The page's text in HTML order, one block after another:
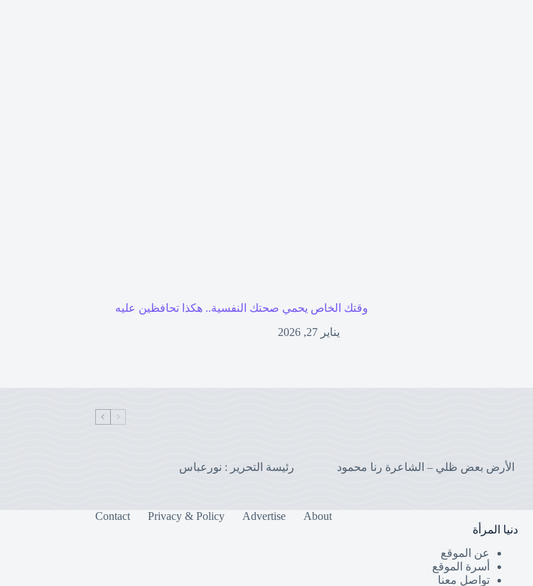
وقتك الخاص يحمي صحتك النفسية.. هكذا تحافظين عليه
يناير 27, 2026
الأرض بعض ظلي – الشاعرة رنا محمود رئيسة التحرير : نورعباس
About
Advertise
Privacy & Policy
Contact
دنيا المرأة
عن الموقع
أسرة الموقع
تواصل معنا